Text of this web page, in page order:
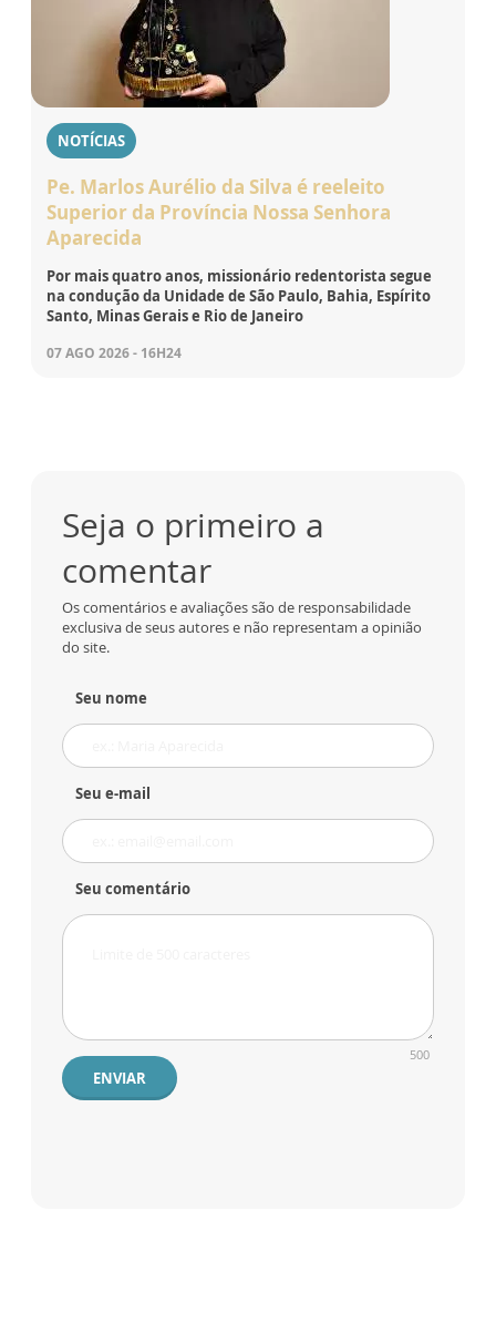
NOTÍCIAS
Pe. Marlos Aurélio da Silva é reeleito
Superior da Província Nossa Senhora
Aparecida
Por mais quatro anos, missionário redentorista segue
na condução da Unidade de São Paulo, Bahia, Espírito
Santo, Minas Gerais e Rio de Janeiro
07 AGO 2026 - 16H24
Seja o primeiro a
comentar
Os comentários e avaliações são de responsabilidade
exclusiva de seus autores e não representam a opinião
do site.
Seu nome
Seu e-mail
Seu comentário
500
ENVIAR